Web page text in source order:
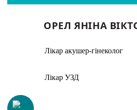
ОРЕЛ ЯНІНА
Лікар акушер-гінеколог
Лікар УЗД